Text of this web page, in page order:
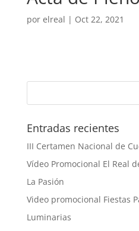
por elreal | Oct 22, 2021
Entradas recientes
III Certamen Nacional de
Vídeo Promocional El Real
La Pasión
Video promocional Fiestas
Luminarias